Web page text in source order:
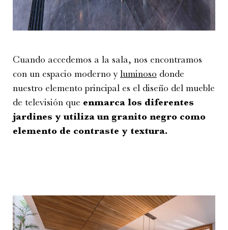
Cuando accedemos a la sala, nos encontramos
con un espacio moderno y luminoso donde
nuestro elemento principal es el diseño del mueble
de televisión que enmarca los diferentes
jardines y utiliza un granito negro como
elemento de contraste y textura.